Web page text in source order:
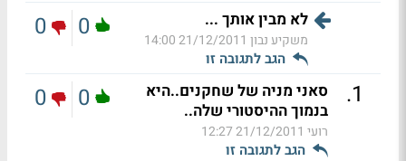
לא מבין אותך ...
משקיע נבון 21/12/2011 14:00
הגב לתגובה זו
0
0
1
.
סאני מניה של שחקנים..היא
בנמוך ההיסטורי שלה..
רועי 21/12/2011 12:27
הגב לתגובה זו
0
0